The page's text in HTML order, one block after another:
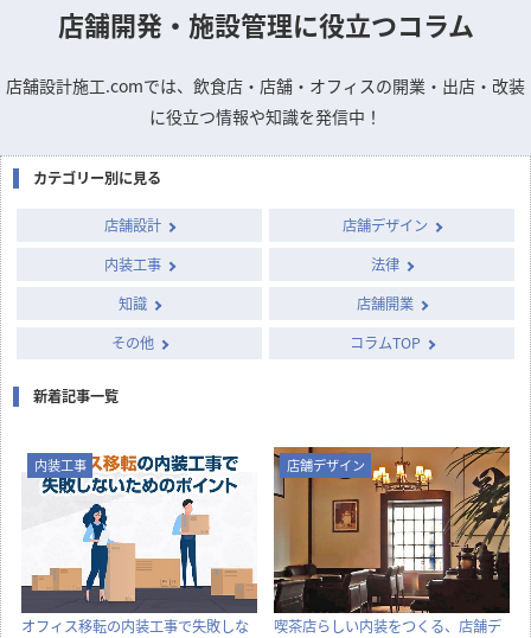
店舗開発・施設管理に役立つコラム
店舗設計施工.comでは、飲食店・店舗・オフィスの開業・出店・改装
に役立つ情報や知識を発信中！
カテゴリー別に見る
店舗設計
店舗デザイン
内装工事
法律
知識
店舗開業
その他
コラムTOP
新着記事一覧
内装工事
オフィス移転の内装工事で失敗しな
店舗デザイン
喫茶店らしい内装をつくる、店舗デ